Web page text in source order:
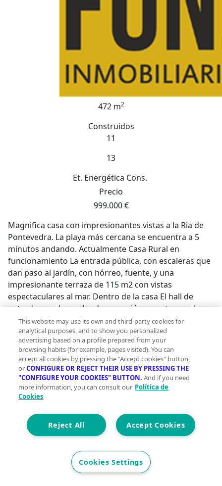
472 m2
Construidos
11
13
Et. Energética Cons.
Precio
999.000 €
Magnifica casa con impresionantes vistas a la Ria de
Pontevedra. La playa más cercana se encuentra a 5
minutos andando. Actualmente Casa Rural en
funcionamiento La entrada pública, con escaleras que
dan paso al jardín, con hórreo, fuente, y una
impresionante terraza de 115 m2 con vistas
espectaculares al mar. Dentro de la casa El hall de
entrada con despacho de recepción, cuenta con dos
aseos, y da paso a las zonas de salón, comedor, cocina
y escaleras. En los pisos superiores se encuentran las
habitacionescuatro Suits, dos habitaciones Dobles
normales y una Doble especial. Cuenta con amplio
garaje de 100 m2 y terreno exterior que hace de
parking de clientes. A mayores dentro de los límites de
la casa, un almacén encierra todo el sistema
energético de la casa y sus controles y una cabaña de
madera totalmente equipada. La Casa es ecológica
(galardonada con múltiples distintivos de energía
verde), cuenta con ventanas de madera en Teca,
cristales Climalit, placas solares Fototérmicas,
sistemas de energía monitorizados, etc. Su
construcción ha sido dirigida por el prestigioso
This website may use its own and third-party cookies for
analytical purposes, and to show you personalized
advertising based on a profile prepared from your
browsing habits (for example, pages visited). You can
accept all cookies by pressing the "Accept cookies" button,
orCONFIGURE OR REJECT THEIR USE BY PRESSING THE
"CONFIGURE YOUR COOKIES" BUTTON. And if you need
more information, you can consult our Política de
Cookies
Accept Cookies
Reject All
Cookies Settings